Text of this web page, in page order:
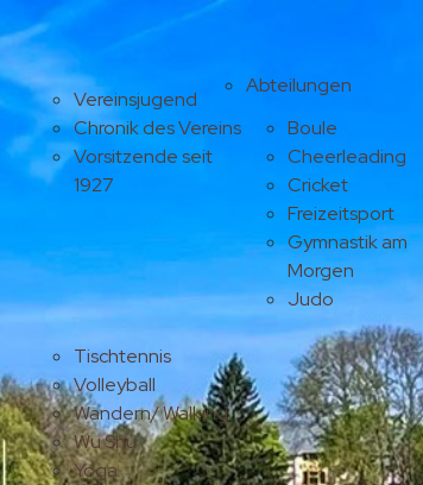
Vereinsjugend
Chronik des Vereins
Vorsitzende seit
1927
Abteilungen
Boule
Cheerleading
Cricket
Freizeitsport
Gymnastik am
Morgen
Judo
Tischtennis
Volleyball
Wandern/ Walking
Wu Shu
Yoga